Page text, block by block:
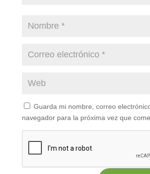
Guarda mi nombre, correo
navegador para la próxima vez que